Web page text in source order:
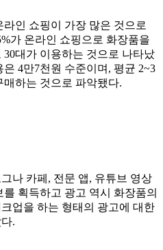
인 쇼핑이 가장 많은 것으로
가 온라인 쇼핑으로 화장품을
대가 이용하는 것으로 나타났
4만7천원 수준이며, 평균 2~3
하는 것으로 파악됐다.
나 카페, 전문 앱, 유튜브 영상
획득하고 광고 역시 화장품의
업을 하는 형태의 광고에 대한
.